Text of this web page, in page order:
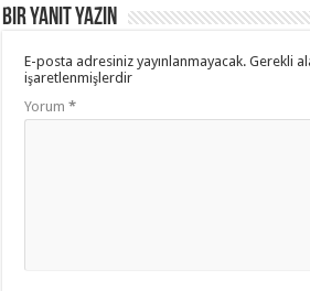
Bir yanıt yazın
E-posta adresiniz yayınlanmayacak. Gerekli
işaretlenmişlerdir
Yorum*